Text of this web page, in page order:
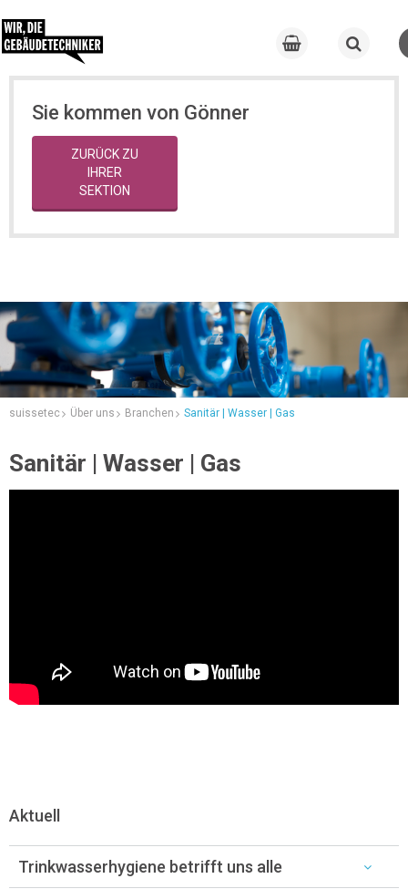
Sie kommen von Gönner
ZURÜCK ZU
IHRER
SEKTION
suissetec Über uns Branchen Sanitär | Wasser | Gas
Sanitär | Wasser | Gas
Aktuell
Trinkwasserhygiene betrifft uns alle